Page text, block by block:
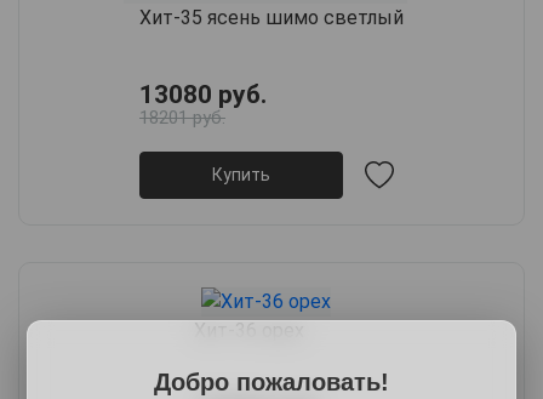
Хит-35 ясень шимо светлый
13080 руб.
18201 руб.
Купить
Добро пожаловать!